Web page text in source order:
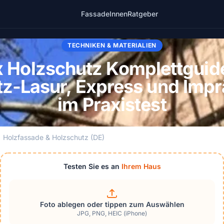
FassadeInnenRatgeber
TECHNIKEN & MATERIALIEN
Holzschutz
Lasur, Express und
im Praxistest
Holzfassade & Holzschutz (DE)
Testen Sie es an Ihrem Haus
Foto ablegen oder tippen zum Auswählen
JPG, PNG, HEIC (iPhone)